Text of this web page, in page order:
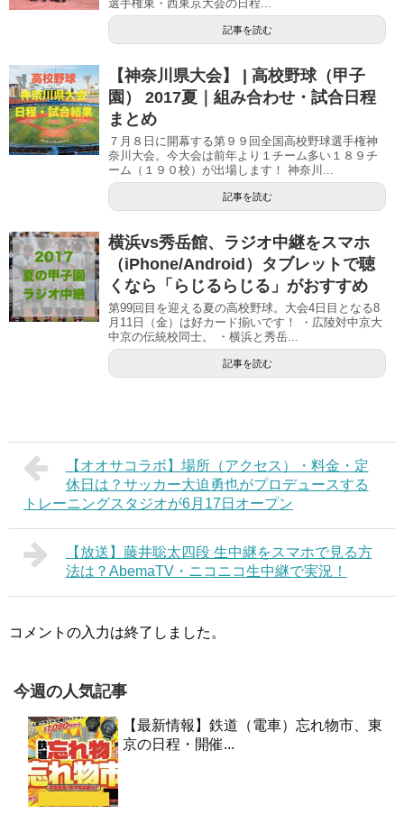
選手権東・西東京大会の日程...
記事を読む
【神奈川県大会】 | 高校野球（甲子
園） 2017夏｜組み合わせ・試合日程
まとめ
７月８日に開幕する第９９回全国高校野球選手権神
奈川大会。今大会は前年より１チーム多い１８９チ
ーム（１９０校）が出場します！ 神奈川...
記事を読む
横浜vs秀岳館、ラジオ中継をスマホ
（iPhone/Android）タブレットで聴
くなら「らじるらじる」がおすすめ
第99回目を迎える夏の高校野球。大会4日目となる8
月11日（金）は好カード揃いです！ ・広陵対中京大
中京の伝統校同士。 ・横浜と秀岳...
記事を読む
【オオサコラボ】場所（アクセス）・料金・定
休日は？サッカー大迫勇也がプロデュースする
トレーニングスタジオが6月17日オープン
【放送】藤井聡太四段 生中継をスマホで見る方
法は？AbemaTV・ニコニコ生中継で実況！
コメントの入力は終了しました。
今週の人気記事
【最新情報】鉄道（電車）忘れ物市、東
京の日程・開催...